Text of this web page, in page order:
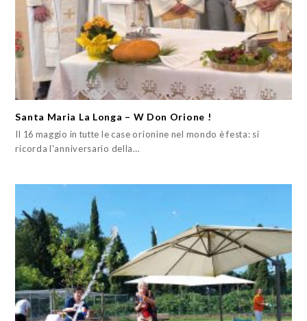
Santa Maria La Longa – W Don Orione !
Il 16 maggio in tutte le case orionine nel mondo è festa: si
ricorda l'anniversario della…